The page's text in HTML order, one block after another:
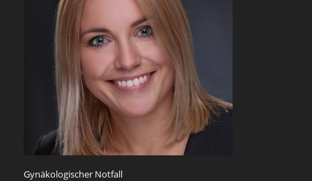
Gynäkologischer Notfall